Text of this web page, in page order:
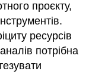
проєкту,
ресурсів
потрібна